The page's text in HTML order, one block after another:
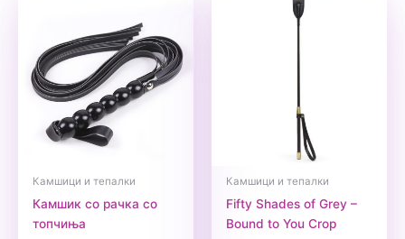
Камшици и тепалки
Камшик со рачка со
топчиња
Камшици и тепалки
Fifty Shades of Grey –
Bound to You Crop